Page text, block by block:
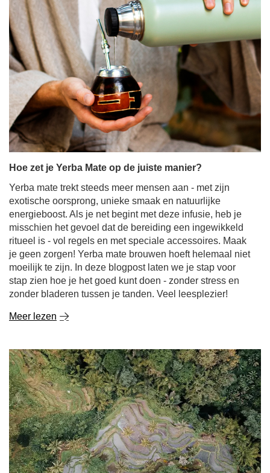
Hoe zet je Yerba Mate op de juiste manier?
Yerba mate trekt steeds meer mensen aan - met zijn
energieboost. Als je net begint met deze infusie, heb je
misschien het gevoel dat de bereiding een ingewikkeld
ritueel is - vol regels en met speciale accessoires. Maak
je geen zorgen! Yerba mate brouwen hoeft helemaal niet
moeilijk te zijn. In deze blogpost laten we je stap voor
stap zien hoe je het goed kunt doen - zonder stress en
zonder bladeren tussen je tanden. Veel leesplezier!
Meer lezen